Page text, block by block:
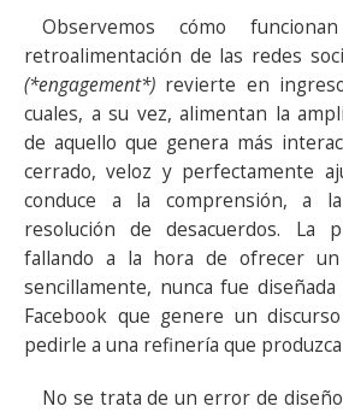
Observemos cómo
retroalimentación de las redes
(*engagement*) revierte en
cuales, a su vez, alimentan la
de aquello que genera más
cerrado, veloz y perfectamente
conduce a la comprensión, a
resolución de desacuerdos. La
fallando a la hora de ofrecer un
sencillamente, nunca fue
Facebook que genere un
pedirle a una refinería que
No se trata de un error de